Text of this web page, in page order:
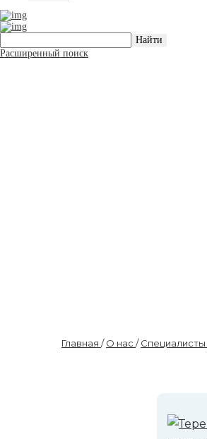
Расширенный поиск
Главная /О нас /Специалисты